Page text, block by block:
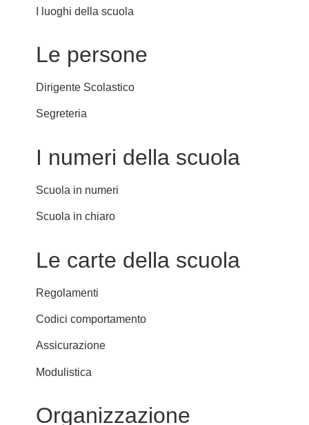
I luoghi della scuola
Le persone
Dirigente Scolastico
Segreteria
I numeri della scuola
Scuola in numeri
Scuola in chiaro
Le carte della scuola
Regolamenti
Codici comportamento
Assicurazione
Modulistica
Organizzazione